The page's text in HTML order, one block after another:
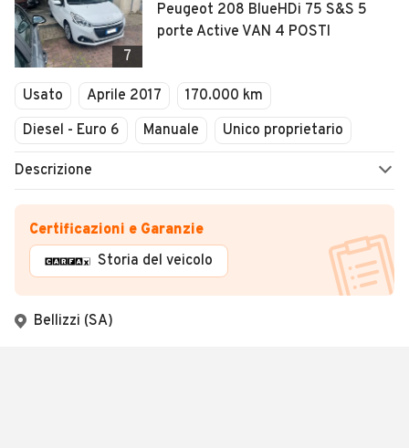
7
Peugeot 208 BlueHDi 75 S&S 5
porte Active VAN 4 POSTI
Usato Aprile 2017
170.000 km
Diesel - Euro 6
Manuale Unico proprietario
Descrizione
Certificazioni e Garanzie
Storia del veicolo
Bellizzi (SA)